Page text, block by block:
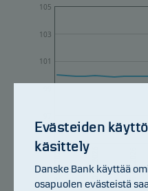
95
101
103
105
06.07.2026 10.07.2026 16.07.2026
Evästeiden
käsittely
Danske Bank käyttää
osapuolen evästeistä